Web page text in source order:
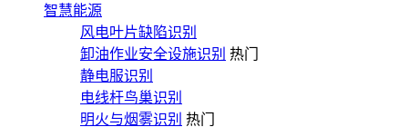
智慧能源
风电叶片缺陷识别
卸油作业安全设施识别 热门
静电服识别
电线杆鸟巢识别
明火与烟雾识别 热门